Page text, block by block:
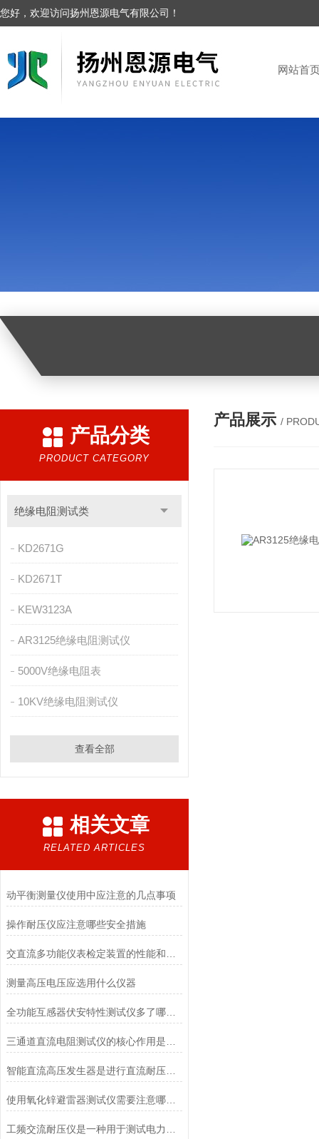
您好，欢迎访问扬州恩源电气有限公司！
网站首
产品分类
PRODUCT CATEGORY
绝缘电阻测试类
KD2671G
KD2671T
KEW3123A
AR3125绝缘电阻测试仪
5000V绝缘电阻表
10KV绝缘电阻测试仪
查看全部
相关文章
RELATED ARTICLES
动平衡测量仪使用中应注意的几点事项
操作耐压仪应注意哪些安全措施
测量高压电压应选用什么仪器
全功能互感器伏安特性测试仪多了哪些功能
智能直流高压发生器是进行直流耐压试验和泄漏试验的仪器
使用氧化锌避雷器测试仪需要注意哪些事项
产品展示 /